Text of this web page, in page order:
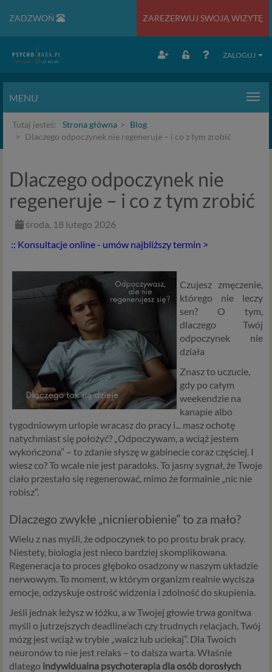
ZADZWOŃ ZAREZERWUJ SWOJĄ WIZYTĘ
ZALOGUJ
MENU
Tutaj jesteś: Strona główna
Blog
Dlaczego odpoczynek nie regeneruje – i co z tym zrobić
Dlaczego odpoczynek nie
regeneruje – i co z tym zrobić
środa, 18 lutego 2026
:: Konsultacje online - umów najbliższy termin >
Czujesz zmęczenie,
którego nie leczy
sen? O tym,
dlaczego Twój
odpoczynek nie
działa
Znasz to uczucie,
gdy po całym
weekendzie na
kanapie albo
tygodniowym urlopie wracasz do pracy i... masz ochotę
natychmiast się położyć? „Odpoczywam, a wciąż jestem
wykończona” – to zdanie słyszę w gabinecie coraz częściej. I
wiesz co? To wcale nie jest paradoks. To jasny sygnał, że Twoje
ciało przestało się regenerować, mimo że formalnie „nic nie
robisz”.
Dlaczego zwykłe „nicnierobienie” to za mało?
Wielu z nas myśli, że odpoczynek to po prostu brak pracy.
Niestety, biologia jest nieco bardziej skomplikowana.
Regeneracja to proces głęboko osadzony w naszym układzie
nerwowym. To moment, w którym organizm realnie wycisza
emocje, odzyskuje ostrość widzenia i zdolność do skupienia.
Jeśli jednak leżysz w łóżku, a w Twojej głowie trwa gonitwa
myśli o jutrzejszych deadline’ach czy trudnych relacjach, Twój
mózg jest wciąż w trybie „walcz lub uciekaj”. Dla Twoich
neuronów to nie jest relaks – to dalsza warta. Właśnie
dlatego indywidualna psychoterapia dla osób dorosłych